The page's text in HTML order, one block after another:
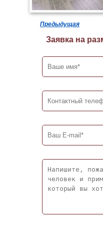
Предыдущая
Заявка на